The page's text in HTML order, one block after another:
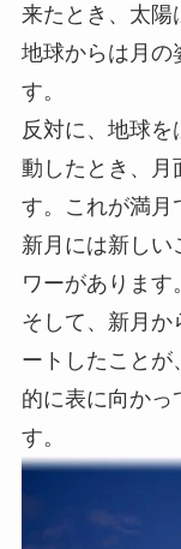
来たとき、太陽
地球からは月の
す。
反対に、地球
動したとき、月
す。これが満月
新月には新しい
ワーがあります。
そして、新月か
ートしたことが
的に表に向かっ
す。